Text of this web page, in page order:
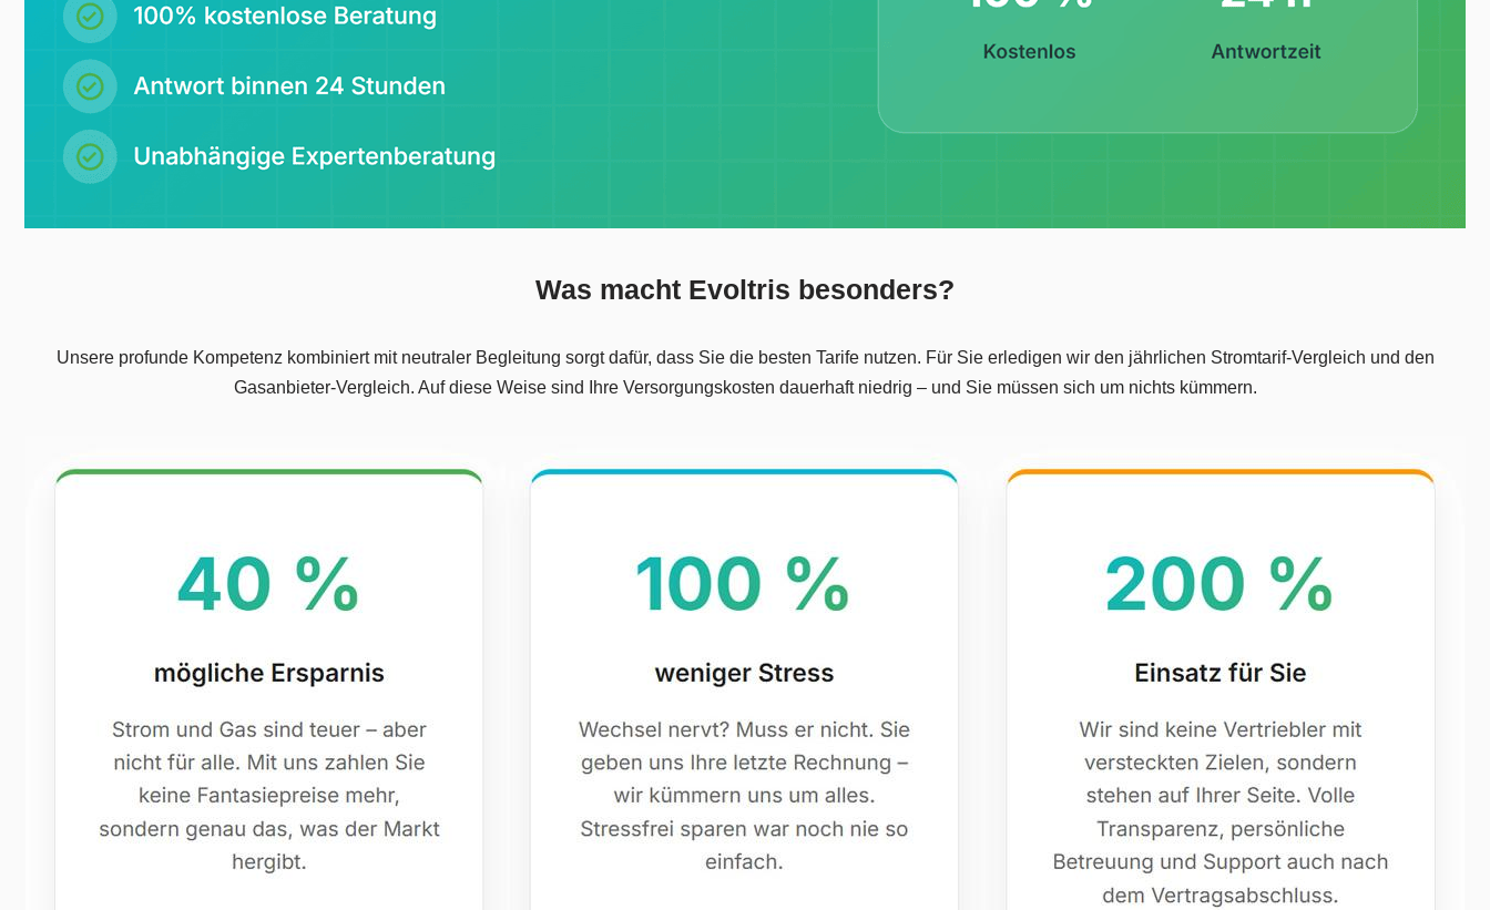
Was macht Evoltris besonders?
Unsere profunde Kompetenz kombiniert mit neutraler Begleitung sorgt dafür, dass Sie die besten Tarife nutzen. Für Sie erledigen wir den jährlichen Stromtarif-Vergleich und den
Gasanbieter-Vergleich. Auf diese Weise sind Ihre Versorgungskosten dauerhaft niedrig – und Sie müssen sich um nichts kümmern.